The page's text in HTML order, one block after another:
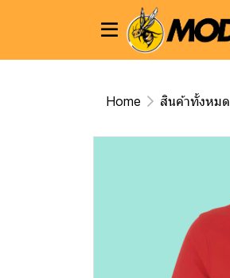
Home สินค้าทั้งหมด